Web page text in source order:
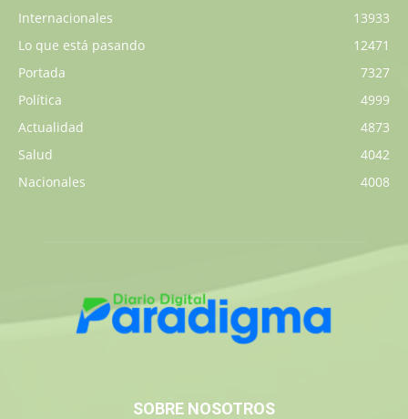
Internacionales
13933
Lo que está pasando
12471
Portada
7327
Política
4999
Actualidad
4873
Salud
4042
Nacionales
4008
SOBRE NOSOTROS